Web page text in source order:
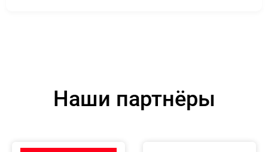
Наши партнёры